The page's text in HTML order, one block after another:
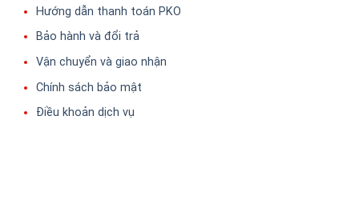
Hướng dẫn thanh toán PKO
Bảo hành và đổi trả
Vận chuyển và giao nhận
Chính sách bảo mật
Điều khoản dịch vụ